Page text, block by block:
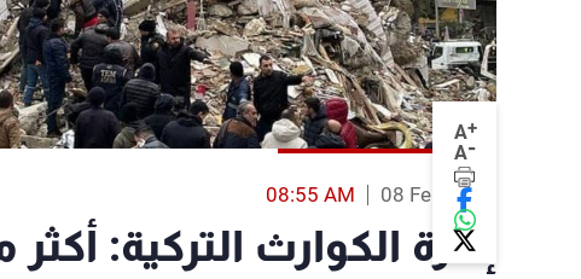
A+
A-
08 Feb 2023
08:55 AM